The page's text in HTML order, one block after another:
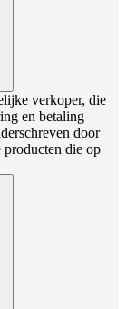
verkoper, die
en betaling
door
die op